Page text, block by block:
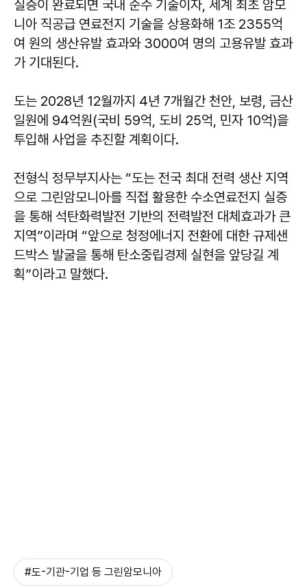
실증이 완료되면 국내 순수 기술이자, 세계 최초 암모
니아 직공급 연료전지 기술을 상용화해 1조 2355억
여 원의 생산유발 효과와 3000여 명의 고용유발 효과
가 기대된다.
도는 2028년 12월까지 4년 7개월간 천안, 보령, 금산
일원에 94억원(국비 59억, 도비 25억, 민자 10억)을
투입해 사업을 추진할 계획이다.
전형식 정무부지사는 “도는 전국 최대 전력 생산 지역
으로 그린암모니아를 직접 활용한 수소연료전지 실증
을 통해 석탄화력발전 기반의 전력발전 대체효과가 큰
지역”이라며 “앞으로 청정에너지 전환에 대한 규제샌
드박스 발굴을 통해 탄소중립경제 실현을 앞당길 계
획”이라고 말했다.
#도-기관-기업 등 그린암모니아